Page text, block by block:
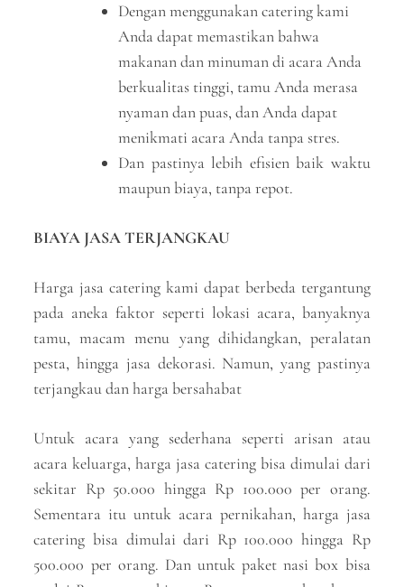
Dengan menggunakan catering kami
Anda dapat memastikan bahwa
makanan dan minuman di acara Anda
berkualitas tinggi, tamu Anda merasa
nyaman dan puas, dan Anda dapat
menikmati acara Anda tanpa stres.
Dan pastinya lebih efisien baik waktu
maupun biaya, tanpa repot.
BIAYA JASA TERJANGKAU
Harga jasa catering kami dapat berbeda tergantung
pada aneka faktor seperti lokasi acara, banyaknya
tamu, macam menu yang dihidangkan, peralatan
pesta, hingga jasa dekorasi. Namun, yang pastinya
terjangkau dan harga bersahabat
Untuk acara yang sederhana seperti arisan atau
acara keluarga, harga jasa catering bisa dimulai dari
sekitar Rp 50.000 hingga Rp 100.000 per orang.
Sementara itu untuk acara pernikahan, harga jasa
catering bisa dimulai dari Rp 100.000 hingga Rp
500.000 per orang. Dan untuk paket nasi box bisa